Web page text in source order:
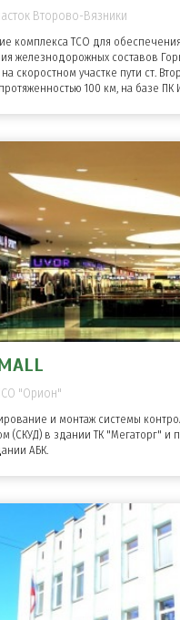
Второво-Вязники
комплекса ТСО для
железнодорожных составов
скоростном участке пути ст.
100 км, на базе ПК
"Орион"
и монтаж системы
(СКУД) в здании ТК "Мегаторг" и
АБК.